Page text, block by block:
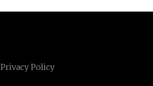
Privacy Policy